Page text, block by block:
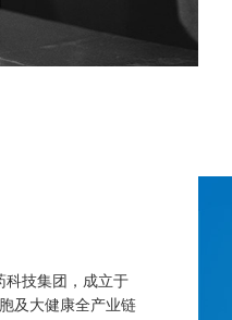
科技集团，成立于
及大健康全产业链